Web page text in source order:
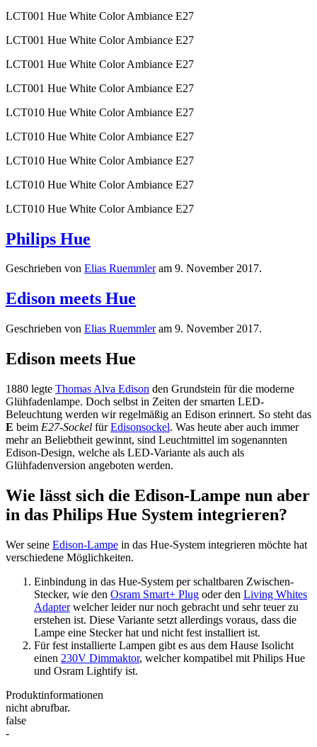
LCT001 Hue White Color Ambiance E27
LCT001 Hue White Color Ambiance E27
LCT001 Hue White Color Ambiance E27
LCT001 Hue White Color Ambiance E27
LCT010 Hue White Color Ambiance E27
LCT010 Hue White Color Ambiance E27
LCT010 Hue White Color Ambiance E27
LCT010 Hue White Color Ambiance E27
LCT010 Hue White Color Ambiance E27
Philips Hue
Geschrieben von Elias Ruemmleram 9. November 2017.
Edison meets Hue
Geschrieben von Elias Ruemmleram 9. November 2017.
Edison meets Hue
1880 legte Thomas Alva Edison den Grundstein für die moderne
Glühfadenlampe. Doch selbst in Zeiten der smarten LED-
Beleuchtung werden wir regelmäßig an Edison erinnert. So steht das
E beim E27-Sockel fürEdisonsockel. Was heute aber auch immer
mehr an Beliebtheit gewinnt, sind Leuchtmittel im sogenannten
Edison-Design, welche als LED-Variante als auch als
Glühfadenversion angeboten werden.
Wie lässt sich die Edison-Lampe nun aber
in das Philips Hue System integrieren?
Wer seine Edison-Lampe in das Hue-System integrieren möchte hat
verschiedene Möglichkeiten.
Einbindung in das Hue-System per schaltbaren Zwischen-
Stecker, wie den Osram Smart+ Plug oder den Living Whites
Adapterwelcher leider nur noch gebracht und sehr teuer zu
erstehen ist. Diese Variante setzt allerdings voraus, dass die
Lampe eine Stecker hat und nicht fest installiert ist.
Für fest installierte Lampen gibt es aus dem Hause Isolicht
einen 230V Dimmaktor, welcher kompatibel mit Philips Hue
und Osram Lightify ist.
Produktinformationen
nicht abrufbar.
false
-